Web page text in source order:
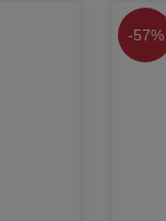
-57%